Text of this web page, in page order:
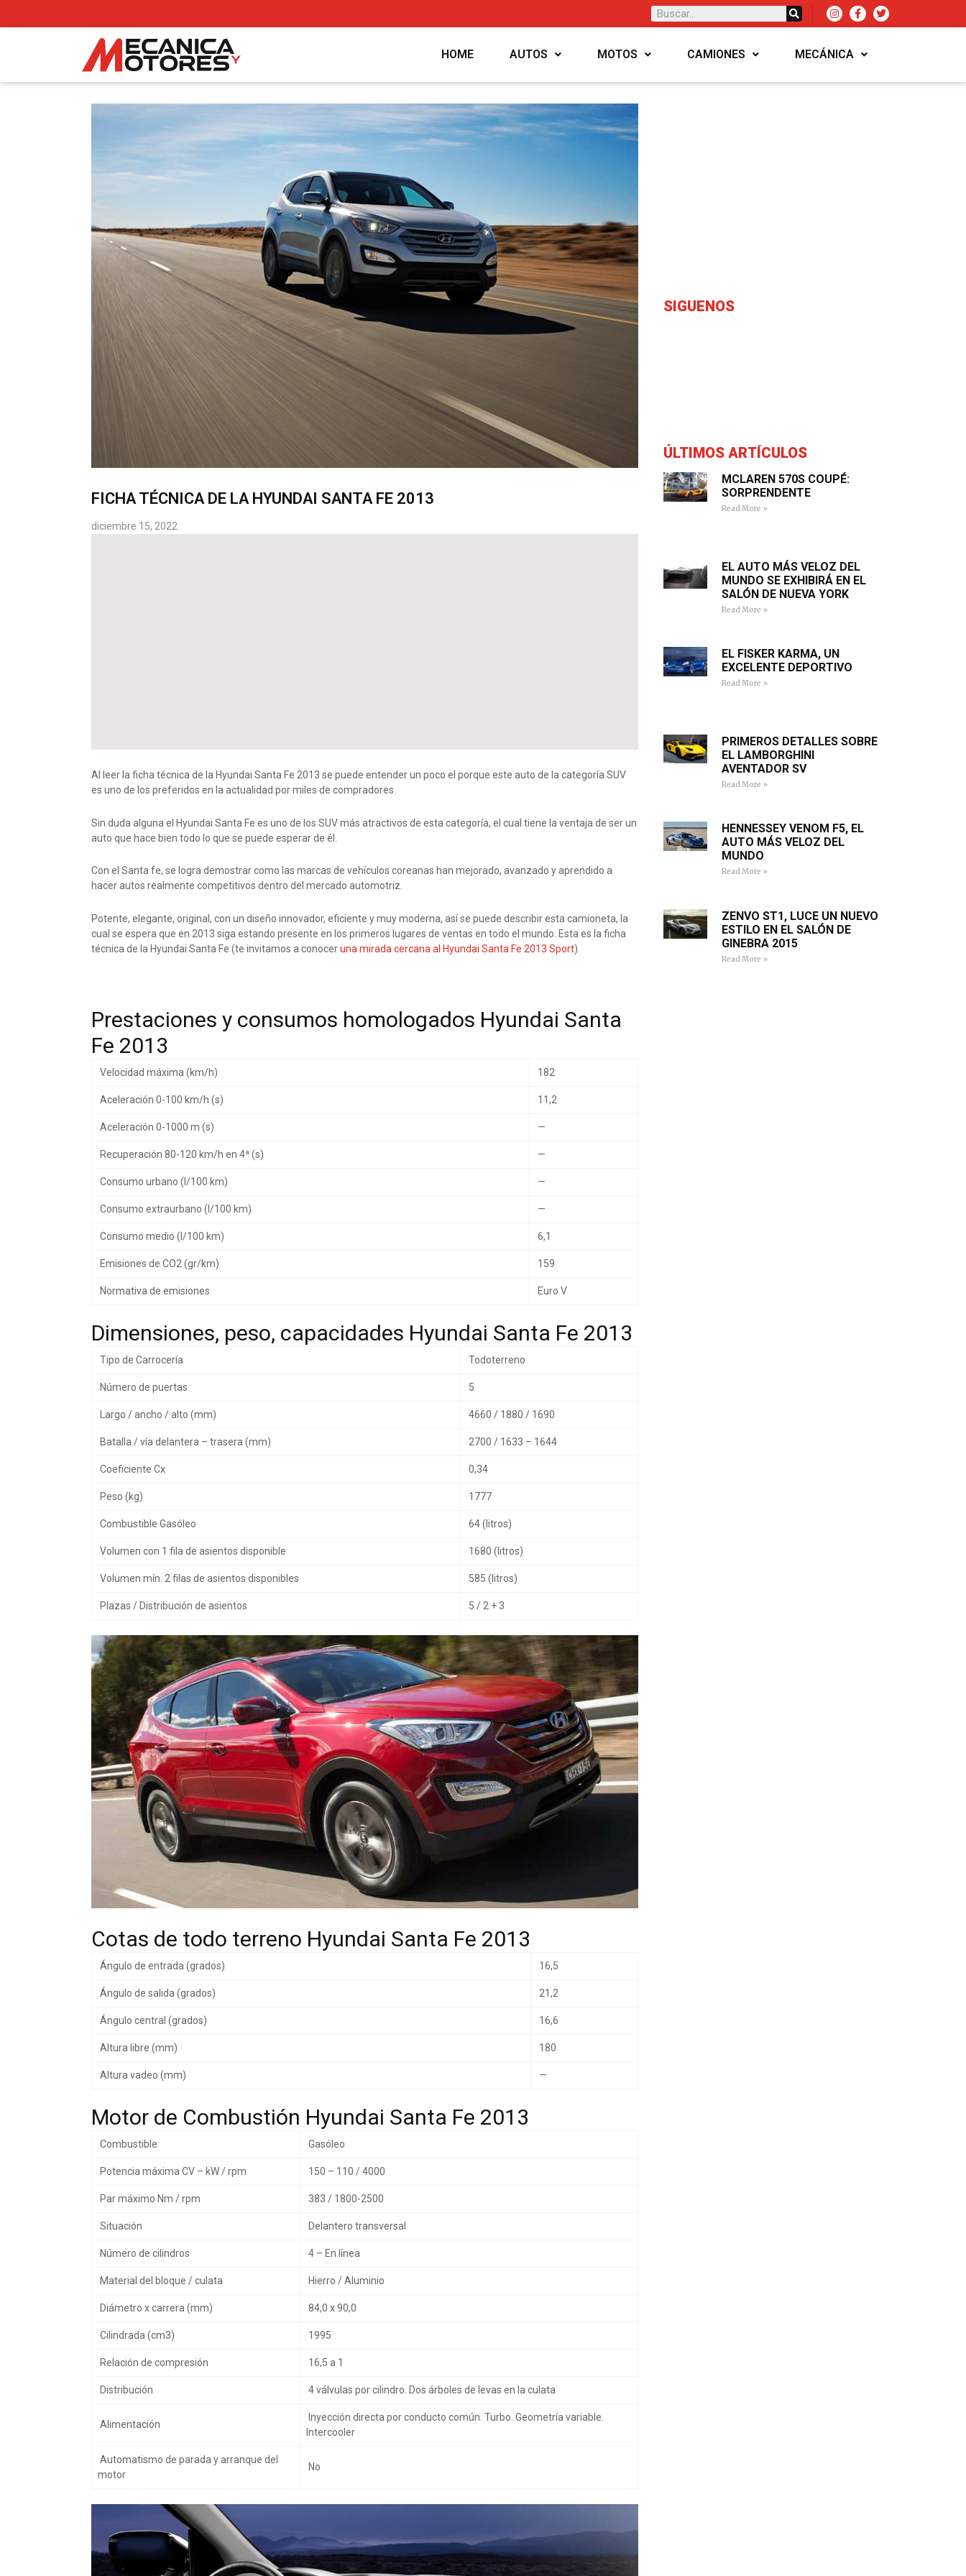
HOME AUTOS MOTOS CAMIONES MECÁNICA
FICHA TÉCNICA DE LA HYUNDAI SANTA FE 2013
diciembre 15, 2022
Al leer la ficha técnica de la Hyundai Santa Fe 2013 se puede entender un poco el porque este auto de la categoría SUV
es uno de los preferidos en la actualidad por miles de compradores.
Sin duda alguna el Hyundai Santa Fe es uno de los SUV más atractivos de esta categoría, el cual tiene la ventaja de ser un
auto que hace bien todo lo que se puede esperar de él.
Con el Santa fe, se logra demostrar como las marcas de vehículos coreanas han mejorado, avanzado y aprendido a
hacer autos realmente competitivos dentro del mercado automotriz.
Potente, elegante, original, con un diseño innovador, eficiente y muy moderna, así se puede describir esta camioneta, la
cual se espera que en 2013 siga estando presente en los primeros lugares de ventas en todo el mundo. Esta es la ficha
técnica de la Hyundai Santa Fe (te invitamos a conoceruna mirada cercana al Hyundai Santa Fe 2013 Sport).
Prestaciones y consumos homologados Hyundai Santa
Fe 2013
Velocidad máxima (km/h) 182
Aceleración 0-100 km/h (s) 11,2
Aceleración 0-1000 m (s) —
Recuperación 80-120 km/h en 4ª (s) —
Consumo urbano (l/100 km) —
Consumo extraurbano (l/100 km) —
Consumo medio (l/100 km) 6,1
Emisiones de CO2 (gr/km) 159
Normativa de emisiones Euro V
Dimensiones, peso, capacidades Hyundai Santa Fe 2013
Tipo de Carrocería Todoterreno
Número de puertas 5
Largo / ancho / alto (mm) 4660 / 1880 / 1690
Batalla / vía delantera – trasera (mm) 2700 / 1633 – 1644
Coeficiente Cx 0,34
Peso (kg) 1777
Combustible Gasóleo 64 (litros)
Volumen con 1 fila de asientos disponible 1680 (litros)
Volumen mín. 2 filas de asientos disponibles 585 (litros)
Plazas / Distribución de asientos 5 / 2 + 3
Cotas de todo terreno Hyundai Santa Fe 2013
Ángulo de entrada (grados) 16,5
Ángulo de salida (grados) 21,2
Ángulo central (grados) 16,6
Altura libre (mm) 180
Altura vadeo (mm) —
Motor de Combustión Hyundai Santa Fe 2013
Combustible Gasóleo
Potencia máxima CV – kW / rpm 150 – 110 / 4000
Par máximo Nm / rpm 383 / 1800-2500
Situación Delantero transversal
Número de cilindros 4 – En línea
Material del bloque / culata Hierro / Aluminio
Diámetro x carrera (mm) 84,0 x 90,0
Cilindrada (cm3) 1995
Relación de compresión 16,5 a 1
Distribución 4 válvulas por cilindro. Dos árboles de levas en la culata
Alimentación
Inyección directa por conducto común. Turbo. Geometría variable.
Intercooler
Automatismo de parada y arranque del
motor
No
SIGUENOS
ÚLTIMOS ARTÍCULOS
MCLAREN 570S COUPÉ:
SORPRENDENTE
Read More »
EL AUTO MÁS VELOZ DEL
MUNDO SE EXHIBIRÁ EN EL
SALÓN DE NUEVA YORK
Read More »
EL FISKER KARMA, UN
EXCELENTE DEPORTIVO
Read More »
PRIMEROS DETALLES SOBRE
EL LAMBORGHINI
AVENTADOR SV
Read More »
HENNESSEY VENOM F5, EL
AUTO MÁS VELOZ DEL
MUNDO
Read More »
ZENVO ST1, LUCE UN NUEVO
ESTILO EN EL SALÓN DE
GINEBRA 2015
Read More »